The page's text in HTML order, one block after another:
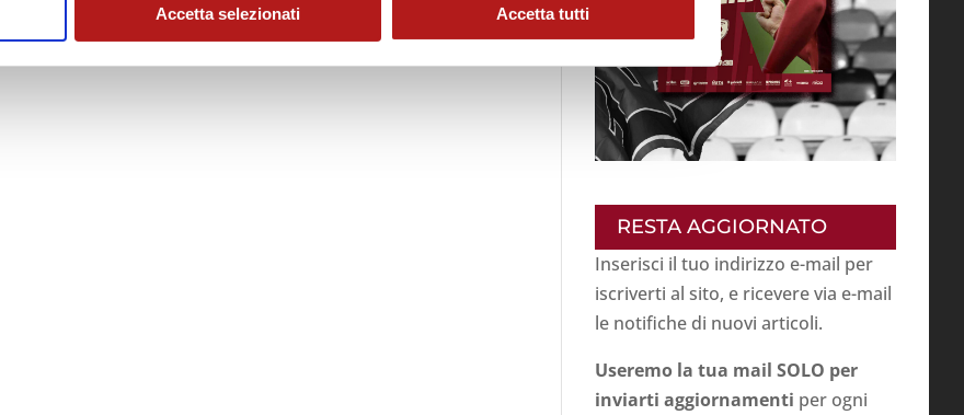
Accetta selezionati Accetta tutti
RESTA AGGIORNATO
Inserisci il tuo indirizzo e-mail per
iscriverti al sito, e ricevere via e-mail
le notifiche di nuovi articoli.
Useremo la tua mail SOLO per
inviarti aggiornamenti per ogni